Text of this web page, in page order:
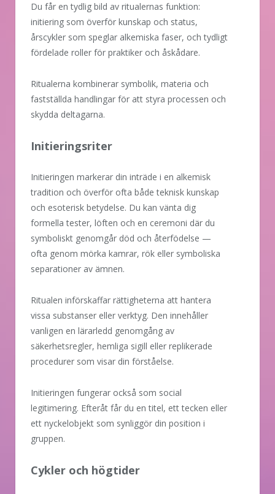
Du får en tydlig bild av ritualernas funktion:
initiering som överför kunskap och status,
årscykler som speglar alkemiska faser, och tydligt
fördelade roller för praktiker och åskådare.
Ritualerna kombinerar symbolik, materia och
fastställda handlingar för att styra processen och
skydda deltagarna.
Initieringsriter
Initieringen markerar din inträde i en alkemisk
tradition och överför ofta både teknisk kunskap
och esoterisk betydelse. Du kan vänta dig
formella tester, löften och en ceremoni där du
symboliskt genomgår död och återfödelse —
ofta genom mörka kamrar, rök eller symboliska
separationer av ämnen.
Ritualen införskaffar rättigheterna att hantera
vissa substanser eller verktyg. Den innehåller
vanligen en lärarledd genomgång av
säkerhetsregler, hemliga sigill eller replikerade
procedurer som visar din förståelse.
Initieringen fungerar också som social
legitimering. Efteråt får du en titel, ett tecken eller
ett nyckelobjekt som synliggör din position i
gruppen.
Cykler och högtider